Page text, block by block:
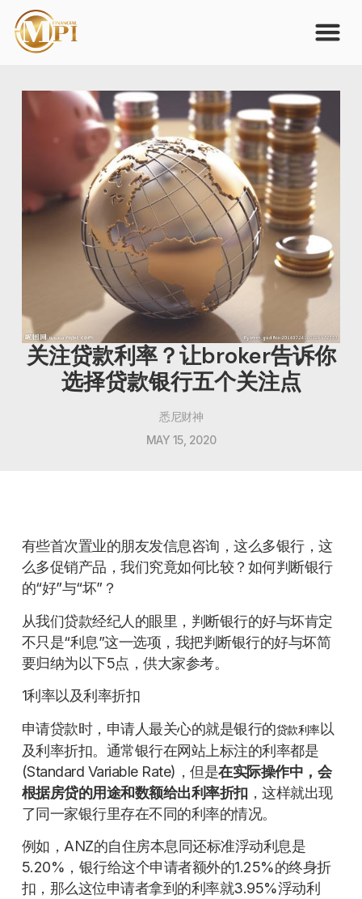
关注贷款利率？让broker告诉你
选择贷款银行五个关注点
悉尼财神
MAY 15, 2020
有些首次置业的朋友发信息咨询，这么多银行，这
么多促销产品，我们究竟如何比较？如何判断银行
的“好”与“坏”？
从我们贷款经纪人的眼里，判断银行的好与坏肯定
不只是“利息”这一选项，我把判断银行的好与坏简
要归纳为以下5点，供大家参考。
1利率以及利率折扣
申请贷款时，申请人最关心的就是银行的贷款利率以
及利率折扣。通常银行在网站上标注的利率都是
(Standard Variable Rate)，但是在实际操作中，会
根据房贷的用途和数额给出利率折扣 ，这样就出现
了同一家银行里存在不同的利率的情况。
例如，ANZ的自住房本息同还标准浮动利息是
5.20%，银行给这个申请者额外的1.25%的终身折
扣，那么这位申请者拿到的利率就3.95%浮动利